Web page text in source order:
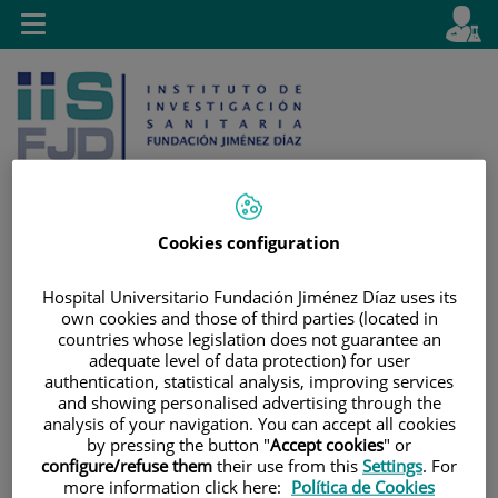
Saltar al contenido
contenido
activo
es
Toggle
navigation
Cookies configuration
Hospital Universitario Fundación Jiménez Díaz uses its
own cookies and those of third parties (located in
countries whose legislation does not guarantee an
adequate level of data protection) for user
authentication, statistical analysis, improving services
and showing personalised advertising through the
analysis of your navigation. You can accept all cookies
by pressing the button "Accept cookies" or
configure/refuse them their use from this Settings. For
more information click here: Política de Cookies